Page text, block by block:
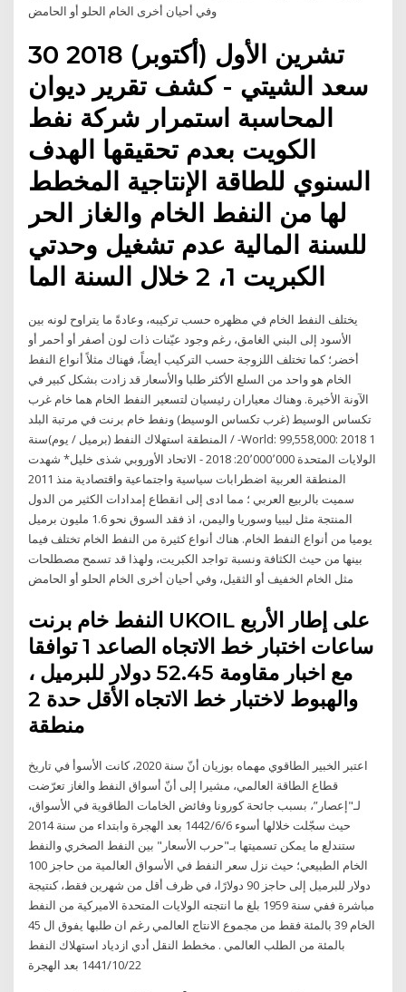
وفي أحيان أخرى الخام الحلو أو الحامض
30 تشرين الأول (أكتوبر) 2018
سعد الشيتي - كشف تقرير ديوان
المحاسبة استمرار شركة نفط
الكويت بعدم تحقيقها الهدف
السنوي للطاقة الإنتاجية المخطط
لها من النفط الخام والغاز الحر
للسنة المالية عدم تشغيل وحدتي
الكبريت 1، 2 خلال السنة الما
يختلف النفط الخام في مظهره حسب تركيبه، وعادةً ما يتراوح لونه بين
الأسود إلى البني الغامق، رغم وجود عيّنات ذات لون أصفر أو أحمر أو
أخضر؛ كما تختلف اللزوجة حسب التركيب أيضاً، فهناك مثلاً أنواع النفط
الخام هو واحد من السلع الأكثر طلبا والأسعار قد زادت بشكل كبير في
الآونة الأخيرة. وهناك معياران رئيسيان لتسعير النفط الخام هما خام غرب
تكساس الوسيط (غرب تكساس الوسيط) ونفط خام برنت في مرتبة البلد
/ المنطقة استهلاك النفط (برميل / يوم)سنة -World: 99,558,000: 2018 1
الولايات المتحدة 20٬000٬000: 2018 - الاتحاد الأوروبي شذى خليل* شهدت
المنطقة العربية اضطرابات سياسية واجتماعية واقتصادية منذ 2011
سميت بالربيع العربي ؛ مما ادى إلى انقطاع إمدادات الكثير من الدول
المنتجة مثل ليبيا وسوريا واليمن، اذ فقد السوق نحو 1.6 مليون برميل
يوميا من أنواع النفط الخام. هناك أنواع كثيرة من النفط الخام تختلف فيما
بينها من حيث الكثافة ونسبة تواجد الكبريت، ولهذا قد تسمح مصطلحات
مثل الخام الخفيف أو الثقيل، وفي أحيان أخرى الخام الحلو أو الحامض
النفط خام برنت UKOIL على إطار الأربع
ساعات اختبار خط الاتجاه الصاعد 1 توافقا
مع اخبار مقاومة 52.45 دولار للبرميل ،
والهبوط لاختبار خط الاتجاه الأقل حدة 2
اعتبر الخبير الطاقوي مهماه بوزيان أنّ سنة 2020، كانت الأسوأ في تاريخ
قطاع الطاقة العالمي، مشيرا إلى أنّ أسواق النفط والغاز تعرّضت
لـ"إعصار”، بسبب جائحة كورونا وفائض الخامات الطاقوية في الأسواق،
حيث سجّلت خلالها أسوء 6‏‏/6‏‏/1442 بعد الهجرة وابتداء من سنة 2014
ستندلع ما يمكن تسميتها بـ"حرب الأسعار" بين النفط الصخري والنفط
الخام الطبيعي؛ حيث نزل سعر النفط في الأسواق العالمية من حاجز 100
دولار للبرميل إلى حاجز 90 دولارًا، في ظرف أقل من شهرين فقط، كنتيجة
مباشرة ففي سنة 1959 بلغ ما انتجته الولايات المتحدة الاميركية من النفط
الخام 39 بالمئة فقط من مجموع الانتاج العالمي رغم ان طلبها يفوق ال 45
بالمئة من الطلب العالمي . مخطط النقل أدي ازدياد استهلاك النفط
22‏‏/10‏‏/1441 بعد الهجرة